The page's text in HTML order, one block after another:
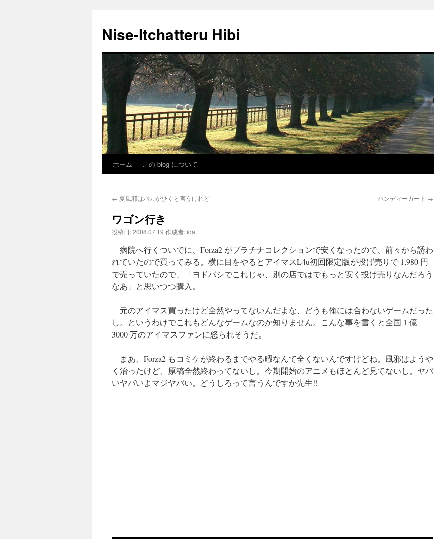
Nise-Itchatteru Hibi
ホーム この blog について
← 夏風邪はバカがひくと言うけれど ハンディーカート →
ワゴン行き
投稿日:2008.07.19 作成者:ida
病院へ行くついでに、Forza2 がプラチナコレクションで安くなったので、前々から誘わ
れていたので買ってみる。横に目をやるとアイマスL4u初回限定版が投げ売りで 1,980 円
で売っていたので、「ヨドバシでこれじゃ、別の店ではでもっと安く投げ売りなんだろう
なあ」と思いつつ購入。
元のアイマス買ったけど全然やってないんだよな、どうも俺には合わないゲームだった
し。というわけでこれもどんなゲームなのか知りません。こんな事を書くと全国 1 億
3000 万のアイマスファンに怒られそうだ。
まあ、Forza2 もコミケが終わるまでやる暇なんて全くないんですけどね。風邪はようや
く治ったけど、原稿全然終わってないし。今期開始のアニメもほとんど見てないし。ヤバ
いヤバいよマジヤバい。どうしろって言うんですか先生!!